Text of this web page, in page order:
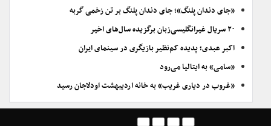
«جای دندان پلنگ»؛ جای دندان پلنگ بر تن زخمی گربه
۲۰ سریال غیرانگلیسی‌زبان برگزیده سال‌های اخیر
اکبر عبدی؛ پدیده کم‌نظیر بازیگری در سینمای ایران
«سامی» به ایتالیا می‌رود
«غروب در دیاری غریب» به خانه اردیبهشت اودلاجان رسید